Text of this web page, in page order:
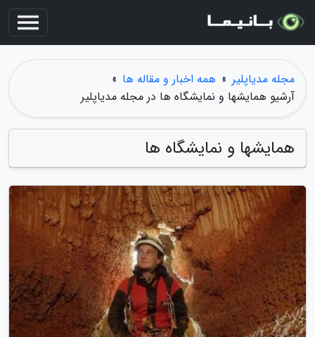
مجله مدیاپلیر » همه اخبار و مقاله ها »
آرشیو همایشها و نمایشگاه ها در مجله مدیاپلیر
همایشها و نمایشگاه ها